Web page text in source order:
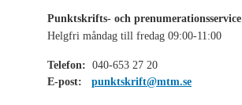
Punktskrifts- och prenumerationsservice
Helgfri måndag till fredag 09:00-11:00
Telefon: 040-653 27 20
E-post:
punktskrift@mtm.se